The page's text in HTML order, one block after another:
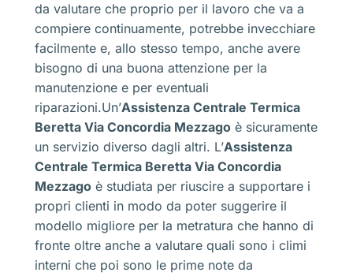
da valutare che proprio per il lavoro che va a
compiere continuamente, potrebbe invecchiare
facilmente e, allo stesso tempo, anche avere
bisogno di una buona attenzione per la
manutenzione e per eventuali
riparazioni.Un’Assistenza Centrale Termica
Beretta Via Concordia Mezzago è sicuramente
un servizio diverso dagli altri. L’Assistenza
Centrale Termica Beretta Via Concordia
Mezzago è studiata per riuscire a supportare i
propri clienti in modo da poter suggerire il
modello migliore per la metratura che hanno di
fronte oltre anche a valutare quali sono i climi
interni che poi sono le prime note da